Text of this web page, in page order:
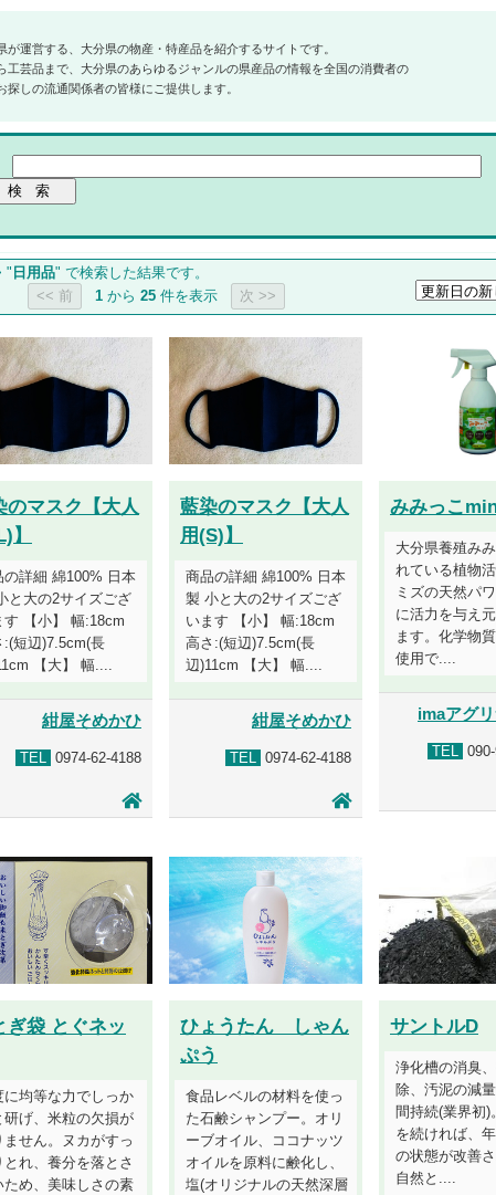
が運営する、大分県の物産・特産品を紹介するサイトです。
工芸品まで、大分県のあらゆるジャンルの県産品の情報を全国の消費者の
探しの流通関係者の皆様にご提供します。
"日用品" で検索した結果です。
。 1 から 25 件を表示
のマスク【大人
】
の詳細 綿100% 日本
と大の2サイズござ
す 【小】 幅:18cm
:(短辺)7.5cm(長
【大】 幅....
紺屋そめかひ
TEL 0974-62-4188
藍染のマスク【大人
用(S)】
商品の詳細 綿100% 日本
製 小と大の2サイズござ
います 【小】 幅:18cm
高さ:(短辺)7.5cm(長
辺)11cm 【大】 幅....
紺屋そめかひ
TEL 0974-62-4188
みみっこ
大分県養殖み
れている植物
ミズの天然パ
に活力を与え
ます。化学物
使用で....
imaアグ
TEL
ぎ袋 とぐネッ
に均等な力でしっか
研げ、米粒の欠損が
ません。ヌカがすっ
とれ、養分を落とさ
ため、美味しさの素
ひょうたん しゃん
ぷう
食品レベルの材料を使っ
た石鹸シャンプー。オリ
ーブオイル、ココナッツ
オイルを原料に鹸化し、
塩(オリジナルの天然深層
サントルD
浄化槽の消臭
除、汚泥の減
間持続(業界初)
を続ければ、
の状態が改善さ
自然と....